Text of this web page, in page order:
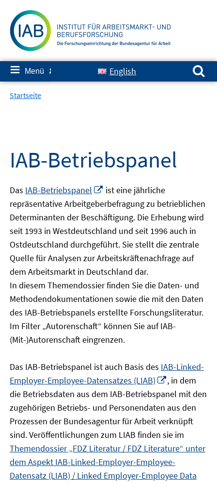
zum
Inhalt
≡ Menü ✘ English
Suchen nach:
Startseite
IAB-Betriebspanel
Das IAB-Betriebspanel
In
neuem
Fenster
öffnen
ist eine jährliche
repräsentative Arbeitgeberbefragung zu betrieblichen
Determinanten der Beschäftigung. Die Erhebung wird
seit 1993 in Westdeutschland und seit 1996 auch in
Ostdeutschland durchgeführt. Sie stellt die zentrale
Quelle für Analysen zur Arbeitskräftenachfrage auf
dem Arbeitsmarkt in Deutschland dar.
In diesem Themendossier finden Sie die Daten- und
Methodendokumentationen sowie die mit den Daten
des IAB-Betriebspanels erstellte Forschungsliteratur.
Im Filter „Autorenschaft“ können Sie auf IAB-
(Mit-)Autorenschaft eingrenzen.
Das IAB-Betriebspanel ist auch Basis des IAB-Linked-
Employer-Employee-Datensatzes (LIAB)
In
neuem
Fenster
öffnen
, in dem
die Betriebsdaten aus dem IAB-Betriebspanel mit den
zugehörigen Betriebs- und Personendaten aus den
Prozessen der Bundesagentur für Arbeit verknüpft
sind. Veröffentlichungen zum LIAB finden sie im
Themendossier „FDZ Literatur / FDZ Literature“ unter
dem Aspekt IAB-Linked-Employer-Employee-
Datensatz (LIAB) / Linked Employer-Employee Data